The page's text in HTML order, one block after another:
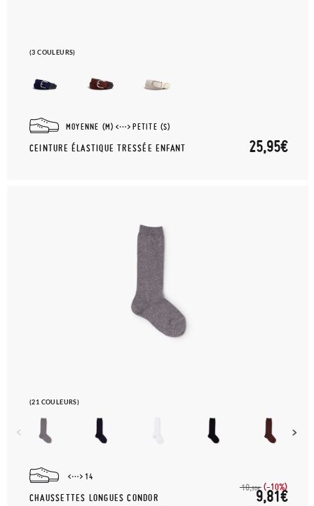
(3 COULEURS)
MOYENNE (M) PETITE (S)
CEINTURE ÉLASTIQUE TRESSÉE ENFANT 25,95€
(21 COULEURS)
14
CHAUSSETTES LONGUES CONDOR
10,90€ (-10%)
9,81€